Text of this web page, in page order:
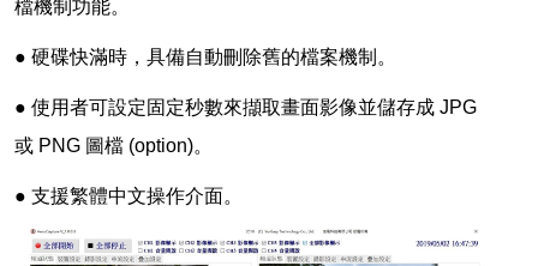
檔機制功能。
● 硬碟快滿時，具備自動刪除舊的檔案機制。
● 使用者可設定固定秒數來擷取畫面影像並儲存成 JPG
或 PNG 圖檔 (option)。
● 支援繁體中文操作介面。